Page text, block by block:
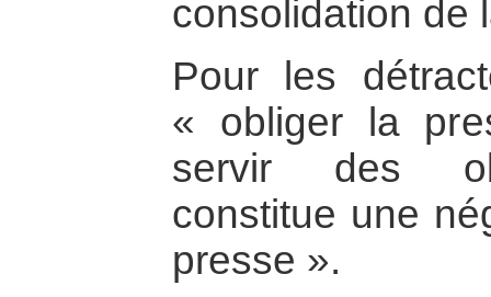
consolidation de
Pour les
« obliger la
servir des
constitue une
presse ».